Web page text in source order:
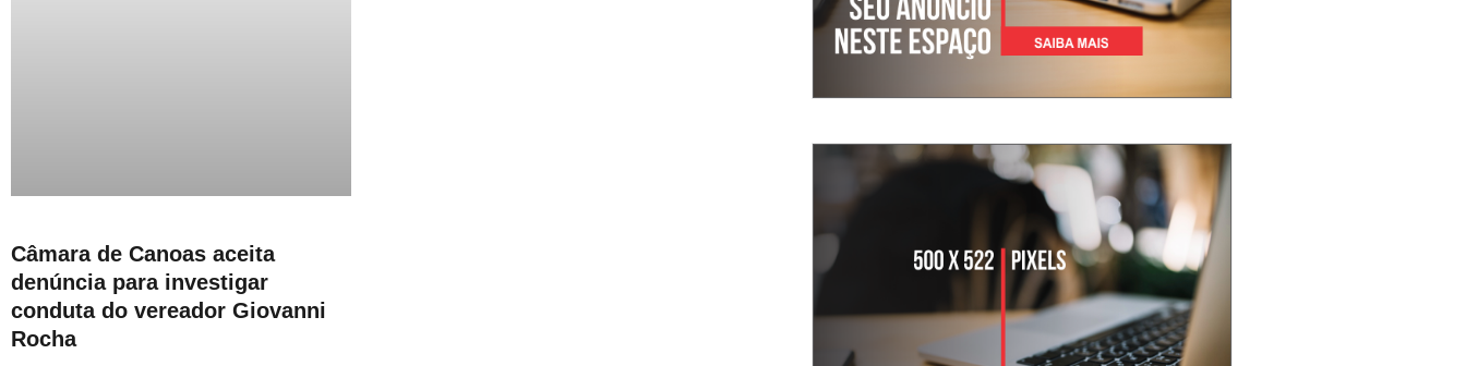
Câmara de Canoas aceita
denúncia para investigar
conduta do vereador Giovanni
Rocha